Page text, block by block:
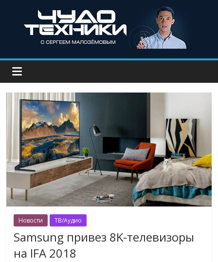
Новости ТВ/Аудио
Samsung привез 8K-телевизоры
на IFA 2018